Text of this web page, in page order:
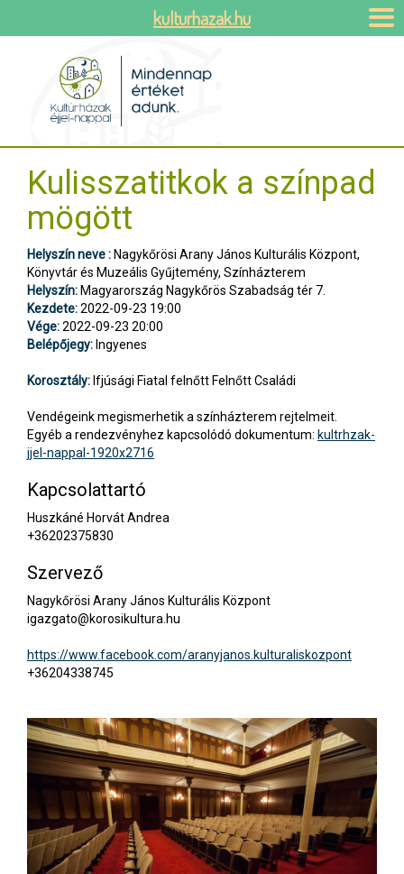
Kulisszatitkok a színpad
mögött
Helyszín neve : Nagykőrösi Arany János Kulturális Központ,
Könyvtár és Muzeális Gyűjtemény, Színházterem
Helyszín: Magyarország Nagykőrös Szabadság tér 7.
Kezdete:2022-09-23 19:00
Vége:2022-09-23 20:00
Belépőjegy: Ingyenes
Korosztály: Ifjúsági Fiatal felnőtt Felnőtt Családi
Vendégeink megismerhetik a színházterem rejtelmeit.
Egyéb a rendezvényhez kapcsolódó dokumentum: kultrhzak-
jjel-nappal-1920x2716
Kapcsolattartó
Huszkáné Horvát Andrea
+36202375830
Szervező
Nagykőrösi Arany János Kulturális Központ
igazgato@korosikultura.hu
https://www.facebook.com/aranyjanos.kulturaliskozpont
+36204338745
kulturhazak.hu